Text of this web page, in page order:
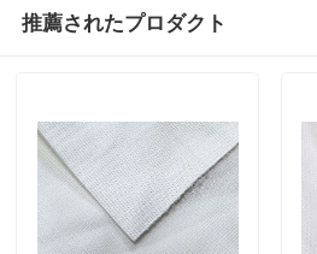
推薦されたプロダクト